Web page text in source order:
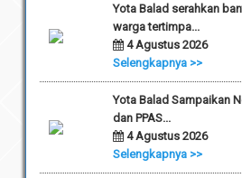
Yota Balad serahkan
warga tertimpa...
4 Agustus 2026
Selengkapnya >>
Yota Balad Sampaikan
dan PPAS...
4 Agustus 2026
Selengkapnya >>